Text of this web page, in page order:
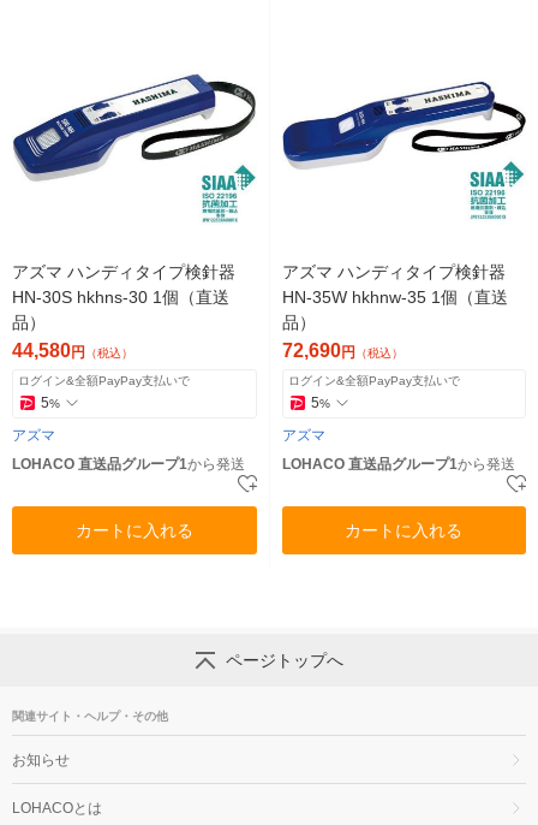
アズマ ハンディタイプ検針器
HN-30S hkhns-30 1個（直送
品）
44,580円 （税込）
ログイン&全額PayPay支払いで
5%
アズマ
LOHACO 直送品グループ1から発送
カートに入れる
アズマ ハンディタイプ検針器
HN-35W hkhnw-35 1個（直送
品）
72,690円 （税込）
ログイン&全額PayPay支払いで
5%
アズマ
LOHACO 直送品グループ1から発送
カートに入れる
ページトップへ
関連サイト・ヘルプ・その他
お知らせ
LOHACOとは